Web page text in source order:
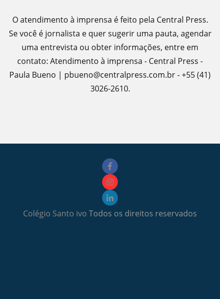
O atendimento à imprensa é feito pela Central Press.
Se você é jornalista e quer sugerir uma pauta, agendar
uma entrevista ou obter informações, entre em
contato: Atendimento à imprensa - Central Press -
Paula Bueno | pbueno@centralpress.com.br - +55 (41)
3026-2610.
Colégio Santo ivo Todos os direitos reservados